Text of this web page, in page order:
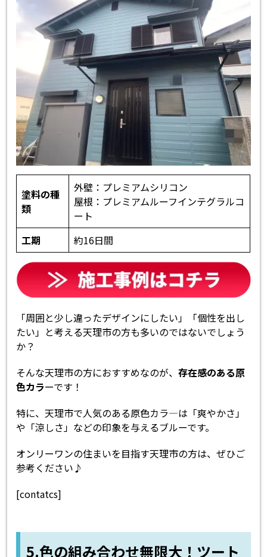
塗料の種
類
外壁：プレミアムシリコン
屋根：プレミアムルーフインテグラルコ
ート
工期
約16日間
「周囲と少し違ったデザインにしたい」「個性を出し
たい」と考える天理市の方も多いのではないでしょう
か？
そんな天理市の方におすすめなのが、存在感のある原
色カラーです！
特に、天理市で人気のある原色カラ―は「爽やかさ」
や「涼しさ」などの印象を与えるブルーです。
オンリーワンの住まいを目指す天理市の方は、ぜひご
参考ください♪
[contatcs]
5.色の組み合わせ無限大！ツート